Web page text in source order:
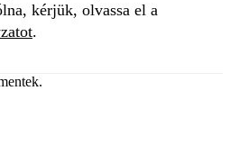
kérjük, olvassa el a
.